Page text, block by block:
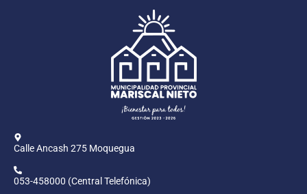
Calle Ancash 275 Moquegua
053-458000 (Central Telefónica)